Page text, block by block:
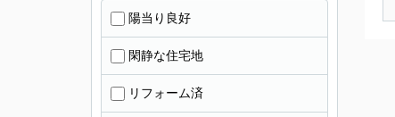
陽当り良好
閑静な住宅地
リフォーム済